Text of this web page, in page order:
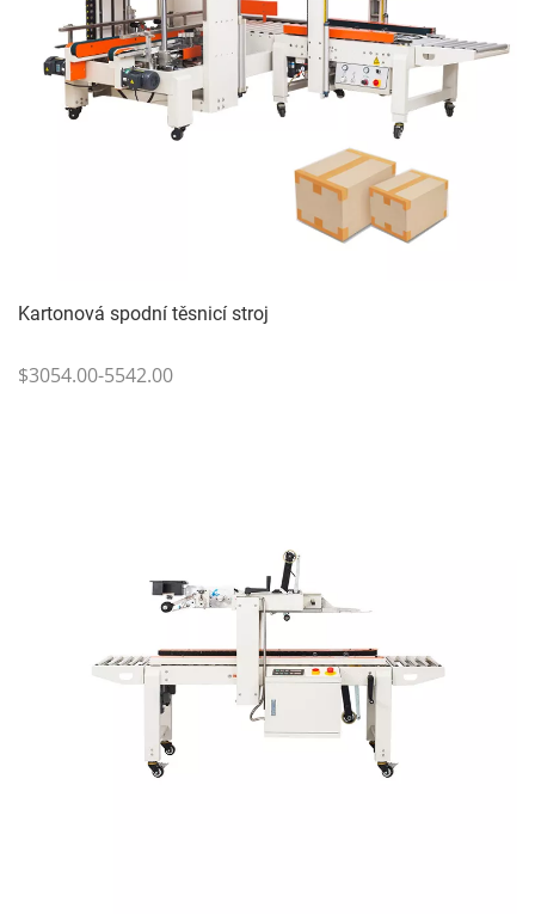
Kartonová spodní těsnicí stroj
$3054.00-5542.00